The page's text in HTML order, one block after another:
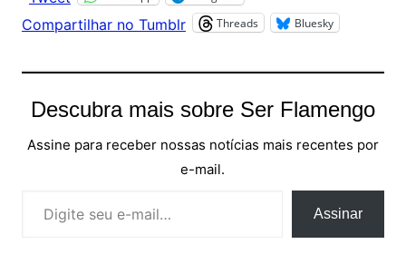
Compartilhar no Tumblr Threads Bluesky
Descubra mais sobre Ser Flamengo
Assine para receber nossas notícias mais recentes por
e-mail.
Assinar